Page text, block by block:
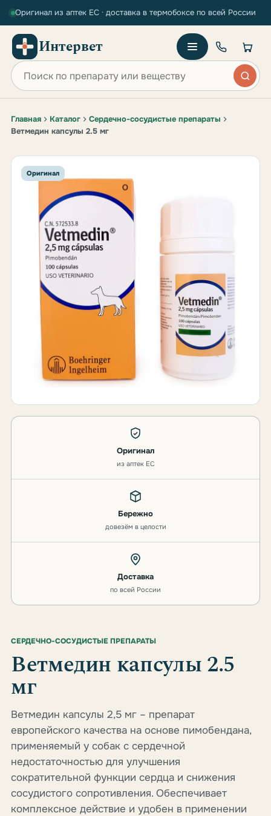
Оригинал из аптек ЕС · доставка в термобоксе по всей России
Интервет
Поиск по сайту
Главная Каталог
Сердечно-сосудистые препараты
Ветмедин капсулы 2.5 мг
Оригинал
Оригинал
из аптек ЕС
Бережно
довезём в целости
Доставка
по всей России
СЕРДЕЧНО-СОСУДИСТЫЕ ПРЕПАРАТЫ
Ветмедин капсулы 2.5
мг
Ветмедин капсулы 2,5 мг – препарат
европейского качества на основе пимобендана,
применяемый у собак с сердечной
недостаточностью для улучшения
сократительной функции сердца и снижения
сосудистого сопротивления. Обеспечивает
комплексное действие и удобен в применении